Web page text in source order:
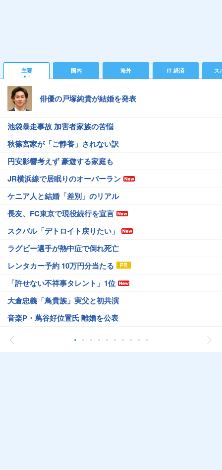
主要 国内 海外 IT 経済 ス
俳優の戸塚純貴が結婚を発表
池袋暴走事故 加害者家族の苦悩
秋篠宮家が「ご静養」されない訳
円安影響考えず 豪遊する家庭も
JR横浜線で居眠りのオーバーラン
ケニア人と結婚「差別」のリアル
長友、FC東京で現役続行を宣言
スクバル「デトロイト戻りたい」
ラグビー選手が熱中症で倒れ死亡
レンタカー予約 10万円分当たる
「許せない不祥事タレント」1位
大倉忠義「鳥貴族」実父と初共演
音楽P・蔦谷好位置氏 離婚を公表